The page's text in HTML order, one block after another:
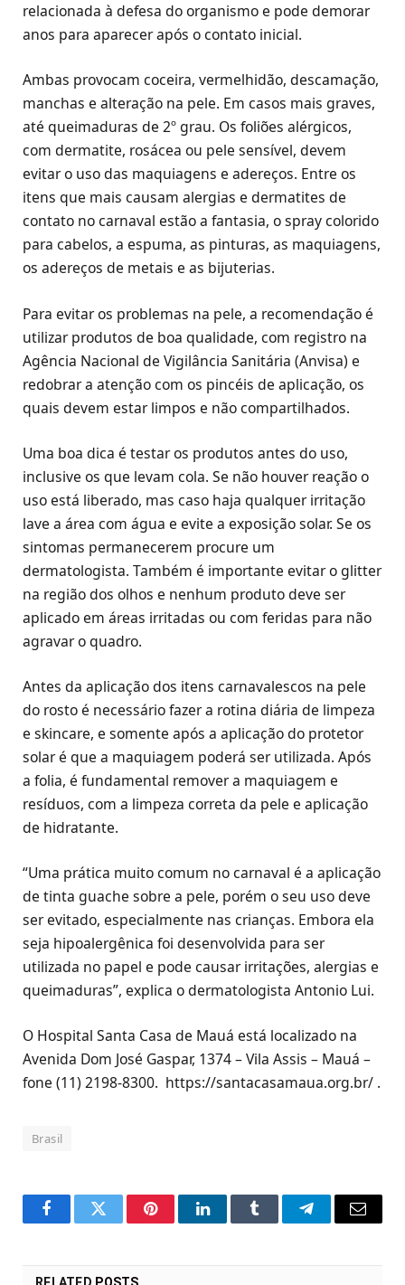
relacionada à defesa do organismo e pode demorar
anos para aparecer após o contato inicial.
Ambas provocam coceira, vermelhidão, descamação,
manchas e alteração na pele. Em casos mais graves,
até queimaduras de 2º grau. Os foliões alérgicos,
com dermatite, rosácea ou pele sensível, devem
evitar o uso das maquiagens e adereços. Entre os
itens que mais causam alergias e dermatites de
contato no carnaval estão a fantasia, o spray colorido
para cabelos, a espuma, as pinturas, as maquiagens,
os adereços de metais e as bijuterias.
Para evitar os problemas na pele, a recomendação é
utilizar produtos de boa qualidade, com registro na
Agência Nacional de Vigilância Sanitária (Anvisa) e
redobrar a atenção com os pincéis de aplicação, os
quais devem estar limpos e não compartilhados.
Uma boa dica é testar os produtos antes do uso,
inclusive os que levam cola. Se não houver reação o
uso está liberado, mas caso haja qualquer irritação
lave a área com água e evite a exposição solar. Se os
sintomas permanecerem procure um
dermatologista. Também é importante evitar o glitter
na região dos olhos e nenhum produto deve ser
aplicado em áreas irritadas ou com feridas para não
agravar o quadro.
Antes da aplicação dos itens carnavalescos na pele
do rosto é necessário fazer a rotina diária de limpeza
e skincare, e somente após a aplicação do protetor
solar é que a maquiagem poderá ser utilizada. Após
a folia, é fundamental remover a maquiagem e
resíduos, com a limpeza correta da pele e aplicação
de hidratante.
“Uma prática muito comum no carnaval é a aplicação
de tinta guache sobre a pele, porém o seu uso deve
ser evitado, especialmente nas crianças. Embora ela
seja hipoalergênica foi desenvolvida para ser
utilizada no papel e pode causar irritações, alergias e
queimaduras”, explica o dermatologista Antonio Lui.
O Hospital Santa Casa de Mauá está localizado na
Avenida Dom José Gaspar, 1374 – Vila Assis – Mauá –
fone (11) 2198-8300. https://santacasamaua.org.br/ .
Brasil
FacebookTwitter PinterestLinkedInTumblr TelegramEmail